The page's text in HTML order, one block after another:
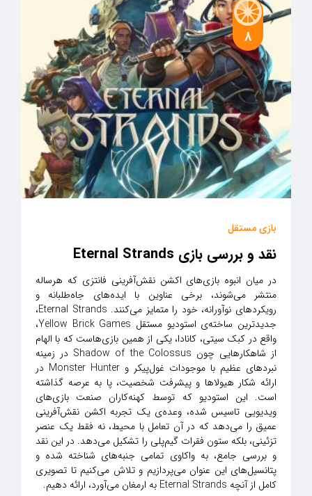
8
بازی مستقل
نقد و بررسی بازی Eternal Strands
در میان انبوه بازی‌های اکشن نقش‌آفرینی فانتزی که هرساله
منتشر می‌شوند، برخی عناوین با ایده‌های جاه‌طلبانه و
رویکردهای نوآورانه، خود را متمایز می‌کنند. Eternal Strands،
جدیدترین ساخته‌ی استودیو مستقل Yellow Brick Games،
واقع در کبک سیتی، کانادا، یکی از همین بازی‌هاست که با الهام
از شاهکارهایی چون Shadow of the Colossus در زمینه
نبردهای عظیم با موجودات غول‌پیکر و Monster Hunter در
ارائه شکار هیولاها و پیشرفت شخصیت، پا به عرصه گذاشته
است. این استودیو که توسط کهنه‌کاران صنعت بازی‌های
ویدیویی تاسیس شده، وعده‌ی یک تجربه اکشن نقش‌آفرینی
عمیق را می‌دهد که در آن تعامل با محیط، نه فقط یک عنصر
تزئینی، بلکه ستون فقرات گیم‌پلی را تشکیل می‌دهد. در این نقد
و بررسی جامع، به واکاوی تمامی جنبه‌های شناخته شده و
پتانسیل‌های این عنوان می‌پردازیم و تلاش می‌کنیم تا تصویری
کامل از آنچه Eternal Strands به ارمغان می‌آورد، ارائه دهیم.